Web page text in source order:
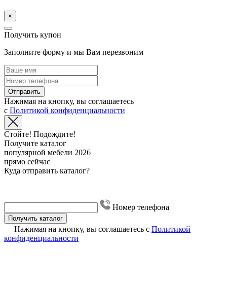
×
Получить купон
Заполните форму и мы Вам перезвоним
Отправить
Нажимая на кнопку, вы соглашаетесь
с Политикой конфиденциальности
Стойте! Подождите!
Получите каталог
популярной мебели 2026
прямо сейчас
Куда отправить каталог?
Номер телефона
Получить каталог
Нажимая на кнопку, вы соглашаетесь с Политикой
конфиденциальности